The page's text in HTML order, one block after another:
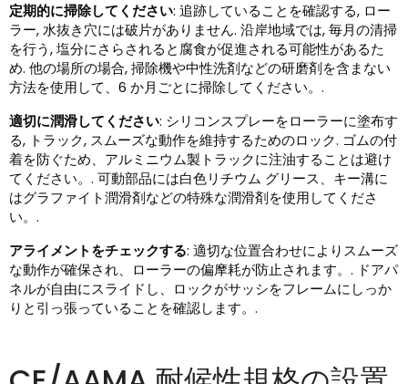
定期的に掃除してください: 追跡していることを確認する, ロー
ラー, 水抜き穴には破片がありません. 沿岸地域では, 毎月の清掃
を行う, 塩分にさらされると腐食が促進される可能性があるた
め. 他の場所の場合, 掃除機や中性洗剤などの研磨剤を含まない
方法を使用して、6 か月ごとに掃除してください。.
適切に潤滑してください: シリコンスプレーをローラーに塗布す
る, トラック, スムーズな動作を維持するためのロック. ゴムの付
着を防ぐため、アルミニウム製トラックに注油することは避け
てください。. 可動部品には白色リチウム グリース、キー溝に
はグラファイト潤滑剤などの特殊な潤滑剤を使用してくださ
い。.
アライメントをチェックする: 適切な位置合わせによりスムーズ
な動作が確保され、ローラーの偏摩耗が防止されます。. ドアパ
ネルが自由にスライドし、ロックがサッシをフレームにしっか
りと引っ張っていることを確認します。.